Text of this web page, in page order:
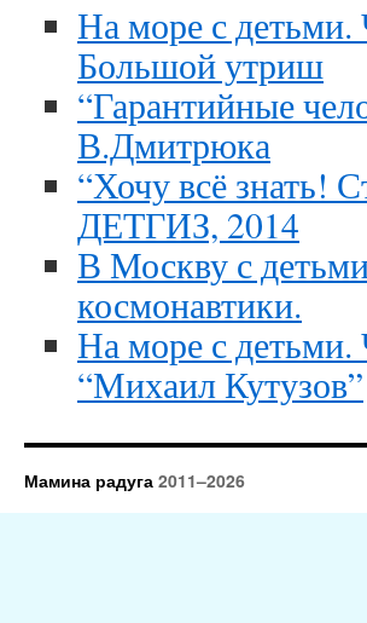
На море с детьми.
Большой утриш
“Гарантийные
В.Дмитрюка
“Хочу всё знать!
ДЕТГИЗ, 2014
В Москву с
космонавтики.
На море с детьми.
“Михаил Кутузов”
Мамина радуга 2011–2026